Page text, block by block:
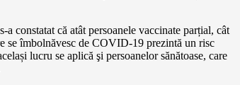
constatat că atât persoanele vaccinate parțial, cât
se îmbolnăvesc de COVID-19 prezintă un risc
lucru se aplică şi persoanelor sănătoase, care